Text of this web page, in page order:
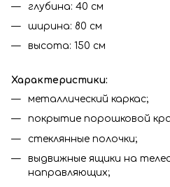
глубина: 40 см
ширина: 80 см
высота: 150 см
Характеристики:
металлический каркас;
покрытие порошковой
стеклянные полочки;
выдвижные ящики на
направляющих;